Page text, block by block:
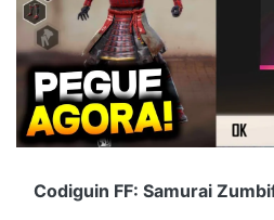
Codiguin FF: Samurai